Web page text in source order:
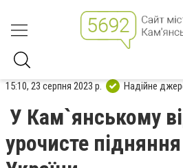
15:10, 23 серпня 2023 р. Надійне
У Кам`янському
урочисте